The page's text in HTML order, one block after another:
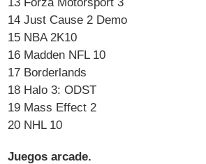
14 Just Cause 2 Demo
15 NBA 2K10
16 Madden NFL 10
17 Borderlands
18 Halo 3: ODST
19 Mass Effect 2
20 NHL 10
Juegos arcade.